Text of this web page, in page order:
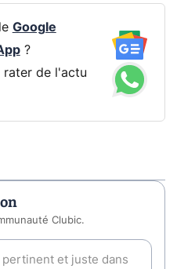
Google
?
rater de l'actu
Clubic.